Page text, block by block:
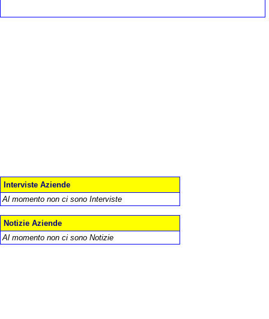
Interviste Aziende
Al momento non ci sono Interviste
Notizie Aziende
Al momento non ci sono Notizie